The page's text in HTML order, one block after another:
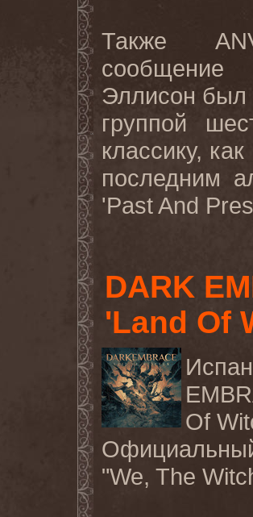
Также
Эллисон был
группой
классику,
последним
'Past And
DARK
'Land Of
Of
"We, The